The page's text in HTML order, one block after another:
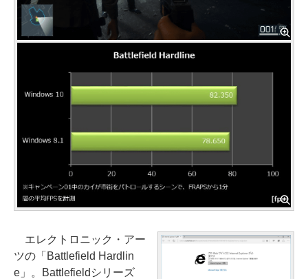
エレクトロニック・アー
ツの「Battlefield Hardlin
e」。Battlefieldシリーズ